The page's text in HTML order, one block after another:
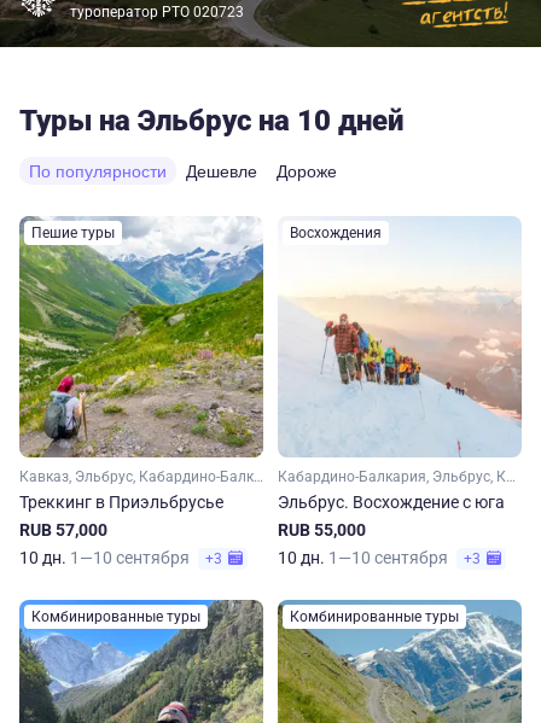
туроператор РТО 020723
Туры на Эльбрус на 10 дней
По популярности Дешевле Дороже
Пешие туры
Кавказ, Эльбрус, Кабардино-Балкария
Треккинг в Приэльбрусье
RUB 57,000
10 дн. 1—10 сентября +3
Восхождения
Кабардино-Балкария, Эльбрус, Кавказ
Эльбрус. Восхождение с юга
RUB 55,000
10 дн. 1—10 сентября +3
Комбинированные туры Комбинированные туры